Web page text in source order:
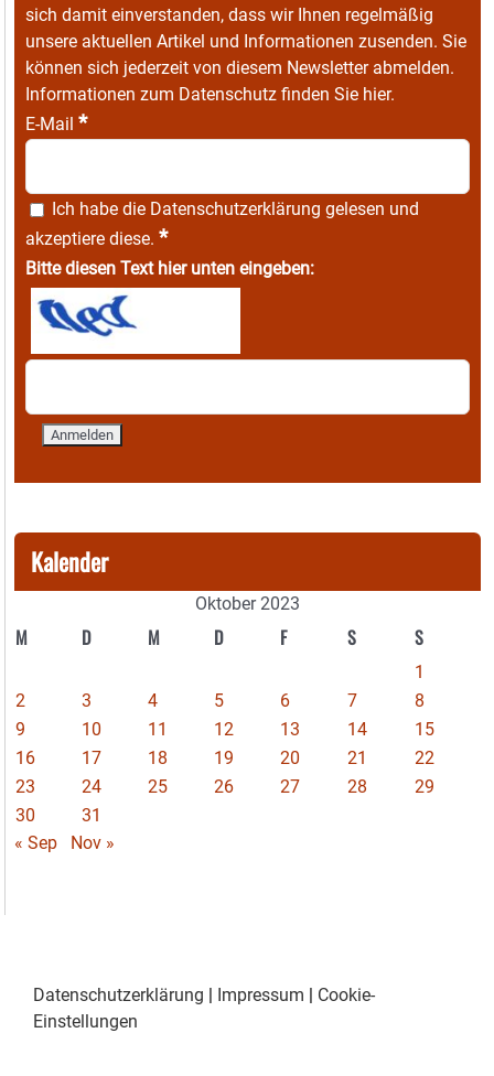
sich damit einverstanden, dass wir Ihnen regelmäßig
unsere aktuellen Artikel und Informationen zusenden. Sie
können sich jederzeit von diesem Newsletter abmelden.
Informationen zum Datenschutz finden Sie hier.
E-Mail *
Ich habe die Datenschutzerklärung gelesen und
akzeptiere diese. *
Bitte diesen Text hier unten eingeben:
Kalender
Oktober 2023
M D M D F S S
1
2
3 4 5 6 7
8
9
10 11 12 13 14
15
16
17 18 19 20 21
22
23
24 25 26 27 28
29
30
31
« Sep
Nov »
Datenschutzerklärung | Impressum | Cookie-
Einstellungen